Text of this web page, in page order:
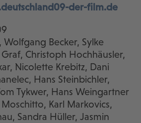
der-film.de
Wolfgang Becker, Sylke
Christoph Hochhäusler,
Nicolette Krebitz, Dani
Hans Steinbichler,
Tykwer, Hans Weingartner
Karl Markovics,
Sandra Hüller, Jasmin